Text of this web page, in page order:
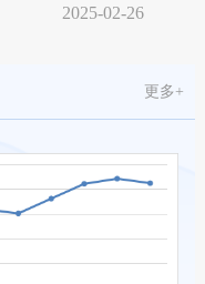
2025-02-26
更多+